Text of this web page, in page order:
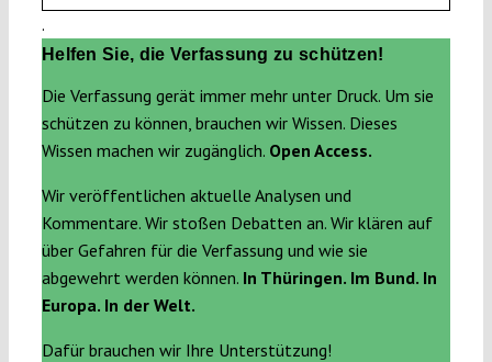
.
Helfen Sie, die Verfassung zu schützen!
Die Verfassung gerät immer mehr unter Druck. Um sie
schützen zu können, brauchen wir Wissen. Dieses
Wissen machen wir zugänglich. Open Access.
Wir veröffentlichen aktuelle Analysen und
Kommentare. Wir stoßen Debatten an. Wir klären auf
über Gefahren für die Verfassung und wie sie
abgewehrt werden können. In Thüringen. Im Bund. In
Europa. In der Welt.
Dafür brauchen wir Ihre Unterstützung!